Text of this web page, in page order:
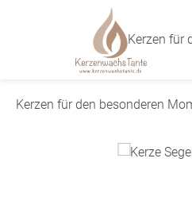
Hauptinhalt springen
Zur Suche springen
Zur Hauptnavigation springen
Kerzen für
Kerzen für den besonderen
Bildergalerie überspringen